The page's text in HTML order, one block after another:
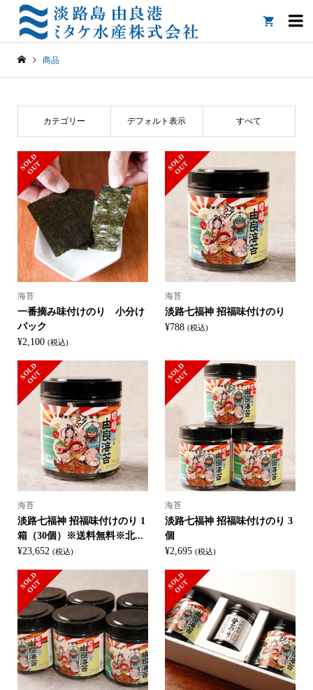

商品
カテゴリー デフォルト表示 すべて
S
O
L
D
O
U
T
海苔
一番摘み味付けのり 小分け
パック
¥2,100 (税込)
S
O
L
D
O
U
T
海苔
淡路七福神 招福味付けのり
¥788 (税込)
S
O
L
D
O
U
T
海苔
淡路七福神 招福味付けのり 1
箱（30個）※送料無料※北...
¥23,652 (税込)
S
O
L
D
O
U
T
海苔
淡路七福神 招福味付けのり 3
個
¥2,695 (税込)
S
O
L
D
O
U
T S
O
L
D
O
U
T